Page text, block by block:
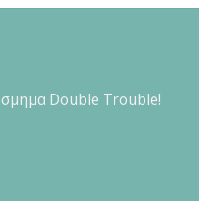
Double Trouble!